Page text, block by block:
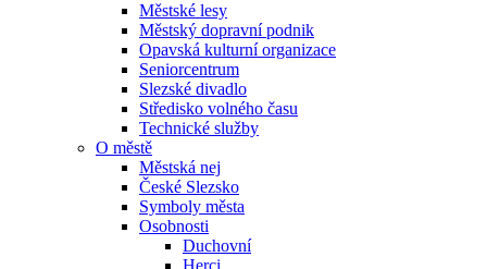
Městské lesy
Městský dopravní podnik
Opavská kulturní organizace
Seniorcentrum
Slezské divadlo
Středisko volného času
Technické služby
O městě
Městská nej
České Slezsko
Symboly města
Osobnosti
Duchovní